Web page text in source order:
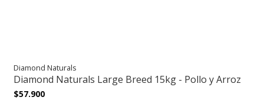
Diamond Naturals
Diamond Naturals Large Breed 15kg - Pollo y Arroz
$57.900